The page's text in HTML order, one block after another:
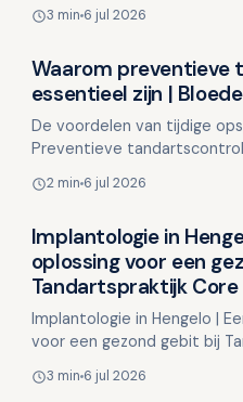
Tandarts…
3 min 6 jul 2026
Overig nieuws
Waarom preventieve
essentieel zijn |
De voordelen van tijdige
Preventieve
opsporen. …
2 min 6 jul 2026
Overig nieuws
Implantologie in
oplossing voor een
Tandartspraktijk
Implantologie in Hengelo |
voor een gezond gebit bij
ontbrekende tand of k…
3 min 6 jul 2026